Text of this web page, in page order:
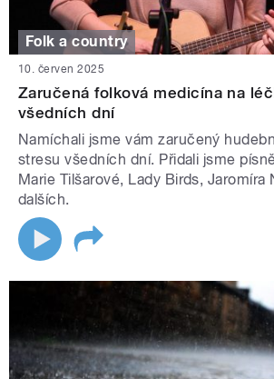
Folk a country
10. červen 2025
Zaručená folková medicína na
všedních dní
Namíchali jsme vám zaručený
stresu všedních dní. Přidali jsme
Marie Tilšarové, Lady Birds, Jaromíra
dalších.